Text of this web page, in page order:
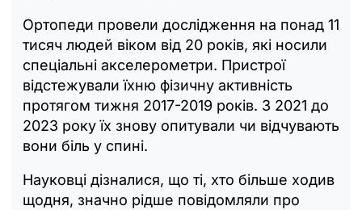
Ортопеди провели дослідження на понад 11
тисяч людей віком від 20 років, які носили
спеціальні акселерометри. Пристрої
відстежували їхню фізичну активність
протягом тижня 2017-2019 років. З 2021 до
2023 року їх знову опитували чи відчувають
вони біль у спині.
Науковці дізналися, що ті, хто більше ходив
щодня, значно рідше повідомляли про